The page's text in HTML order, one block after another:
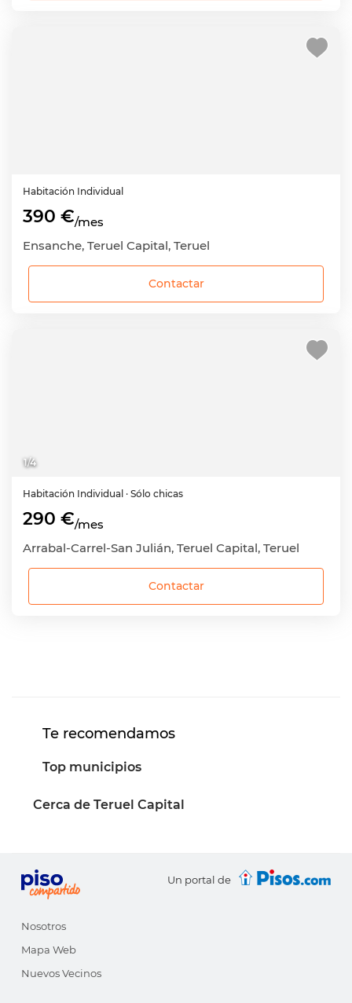
Habitación Individual
390 €/mes
Ensanche, Teruel Capital, Teruel
Contactar
1/4
Habitación Individual · Sólo chicas
290 €/mes
Arrabal-Carrel-San Julián, Teruel Capital, Teruel
Contactar
Te recomendamos
Top municipios
Cerca de Teruel Capital
Un portal de
Nosotros
Mapa Web
Nuevos Vecinos